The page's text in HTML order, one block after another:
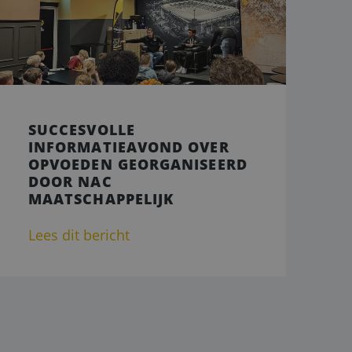
SUCCESVOLLE
INFORMATIEAVOND OVER
OPVOEDEN GEORGANISEERD
DOOR NAC
MAATSCHAPPELIJK
Lees dit bericht
en
basis van de PHP-
doeleinden die
voorbeeld is het
een gebruiker
Script.com-
te
Script.com is
te houden.
Analytics,